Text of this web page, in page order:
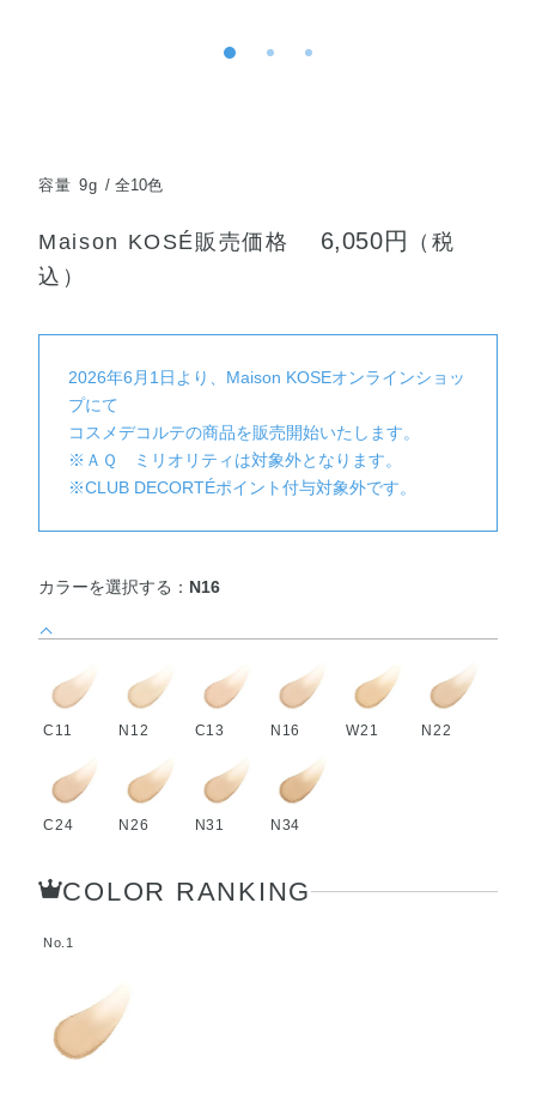
容量 9g 全10色
Maison KOSÉ販売価格 6,050円
（税
込）
2026年6月1日より、Maison KOSEオンラインショッ
プにて
コスメデコルテの商品を販売開始いたします。
※ＡＱ ミリオリティは対象外となります。
※CLUB DECORTÉポイント付与対象外です。
カラーを選択する： N16
C11 N12 C13 N16 W21 N22
C24 N26 N31 N34
COLOR RANKING
No.1